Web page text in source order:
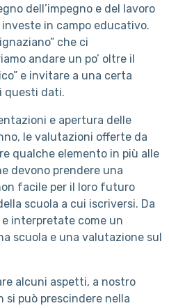
dell’impegno e del lavoro
in campo educativo.
che ci
andare un po’ oltre il
e invitare a una certa
questi dati.
e apertura delle
le valutazioni offerte da
qualche elemento in più alle
devono prendere una
facile per il loro futuro
scuola a cui iscriversi. Da
interpretate come un
scuola e una valutazione sul
alcuni aspetti, a nostro
si può prescindere nella